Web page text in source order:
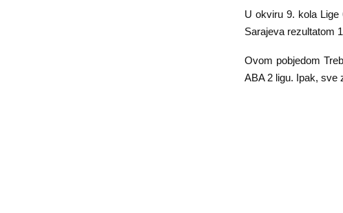
U okviru 9. kola
Sarajeva rezultatom
Ovom pobjedom
ABA 2 ligu. Ipak, sve